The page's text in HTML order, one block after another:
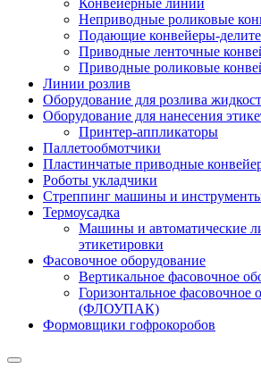
Конвейерные линии
Неприводные роликовые
Подающие конвейеры-
Приводные ленточные
Приводные роликовые
Линии розлив
Оборудование для розлива
Оборудование для нанесения
Принтер-аппликаторы
Паллетообмотчики
Пластинчатые приводные
Роботы укладчики
Стреппинг машины и
Термоусадка
Машины и автоматические
этикетировки
Фасовочное оборудование
Вертикальное фасовочное
Горизонтальное фасовочное
(ФЛОУПАК)
Формовщики гофрокоробов